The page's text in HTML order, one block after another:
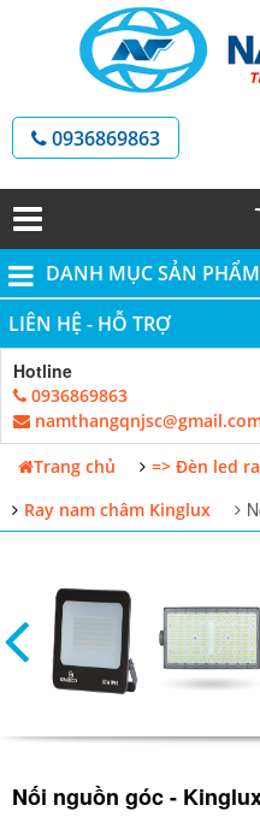
0936869863
DANH MỤC SẢN PHẨM
LIÊN HỆ - HỖ TRỢ
Hotline
0936869863
Trang chủ
=> Đèn led
Ray nam châm Kinglux
Nối nguồn góc -